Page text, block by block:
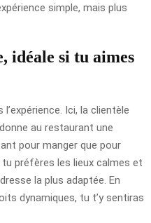
simple, mais plus
idéale si tu aimes
Ici, la clientèle
au restaurant une
pour manger que pour
préfères les lieux calmes et
la plus adaptée. En
dynamiques, tu t’y sentiras